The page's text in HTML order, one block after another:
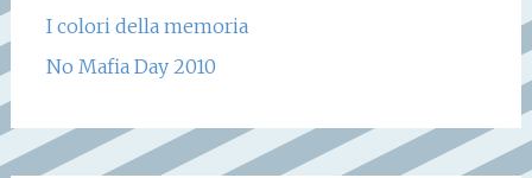
I colori della memoria
No Mafia Day 2010